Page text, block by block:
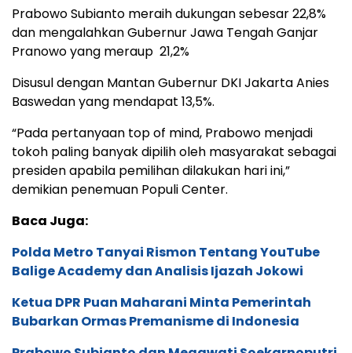
Prabowo Subianto meraih dukungan sebesar 22,8%
dan mengalahkan Gubernur Jawa Tengah Ganjar
Pranowo yang meraup 21,2%
Disusul dengan Mantan Gubernur DKI Jakarta Anies
Baswedan yang mendapat 13,5%.
“Pada pertanyaan top of mind, Prabowo menjadi
tokoh paling banyak dipilih oleh masyarakat sebagai
presiden apabila pemilihan dilakukan hari ini,”
demikian penemuan Populi Center.
Baca Juga:
Polda Metro Tanyai Rismon Tentang YouTube
Balige Academy dan Analisis Ijazah Jokowi
Ketua DPR Puan Maharani Minta Pemerintah
Bubarkan Ormas Premanisme di Indonesia